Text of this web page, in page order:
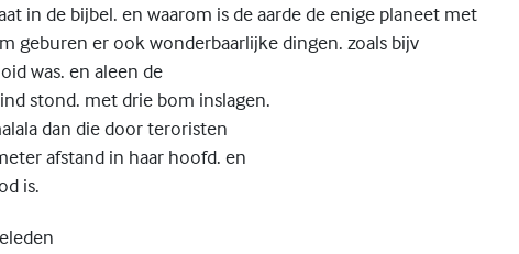
in de bijbel. en waarom is de aarde de enige planeet met
geburen er ook wonderbaarlijke dingen. zoals bijv
was. en aleen de
stond. met drie bom inslagen.
dan die door teroristen
afstand in haar hoofd. en
is.